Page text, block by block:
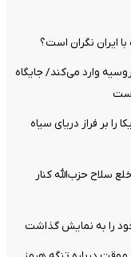
ایران نگران است؟
وارد می‌کند/ جایگاه
را بر فراز دریای سیاه
سلاح حزب‌الله کنار
را به نمایش گذاشت